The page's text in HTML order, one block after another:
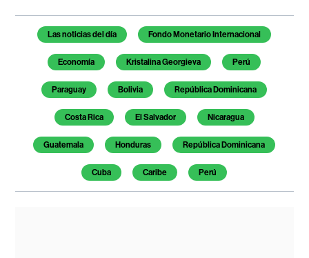
Temas de este artículo
Las noticias del día Fondo Monetario Internacional
Economía Kristalina Georgieva Perú
Paraguay Bolivia República Dominicana
Costa Rica El Salvador Nicaragua
Guatemala Honduras República Dominicana
Cuba Caribe Perú